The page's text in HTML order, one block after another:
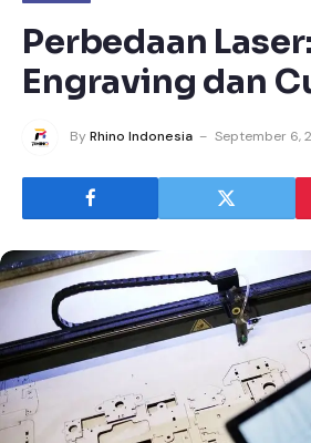
Perbedaan
Engraving dan
ByRhino Indonesia September 6,